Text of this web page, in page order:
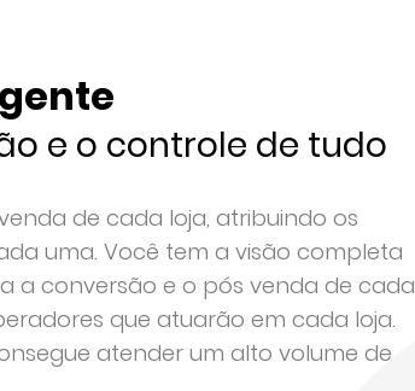
e o controle de tudo
de cada loja, atribuindo os
uma. Você tem a visão completa
a conversão e o pós venda de cada
que atuarão em cada loja.
atender um alto volume de